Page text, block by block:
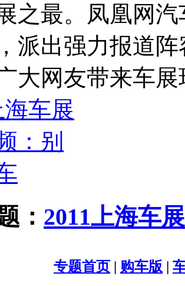
之最。凤凰网
派出强力报道
大网友带来车
： 2011上海车展
专题首页 购车版